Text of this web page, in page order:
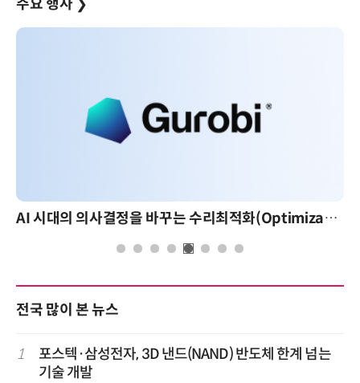
주요 행사 ❯
AI 시대의 의사결정을 바꾸는 수리최적화(Optimization): 실제 산업 적용 사례와 활용 전략
전국 많이 본 뉴스
1
포스텍·삼성전자, 3D 낸드(NAND) 반도체 한계 넘는
기술 개발